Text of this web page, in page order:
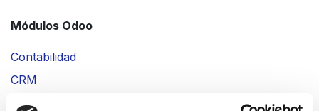
Módulos Odoo
Contabilidad
CRM
Ventas